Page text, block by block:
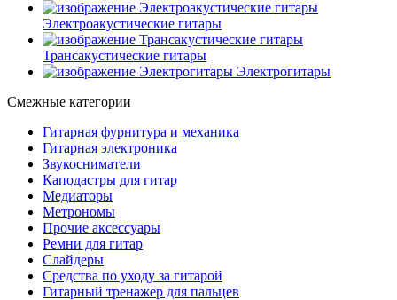
Электроакустические гитары
Трансакустические гитары
Электрогитары
Смежные категории
Гитарная фурнитура и механика
Гитарная электроника
Звукосниматели
Каподастры для гитар
Медиаторы
Метрономы
Прочие аксессуары
Ремни для гитар
Слайдеры
Средства по уходу за гитарой
Гитарный тренажер для пальцев